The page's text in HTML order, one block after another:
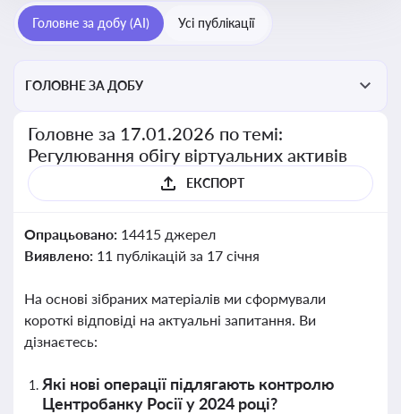
Головне за добу (AI) Усі публікації
ГОЛОВНЕ ЗА ДОБУ
Головне за 17.01.2026 по темі:
Регулювання обігу віртуальних активів
ЕКСПОРТ
Опрацьовано: 14415 джерел
Виявлено: 11 публікацій за 17 січня
На основі зібраних матеріалів ми сформували
короткі відповіді на актуальні запитання. Ви
дізнаєтесь:
Які нові операції підлягають контролю
Центробанку Росії у 2024 році?